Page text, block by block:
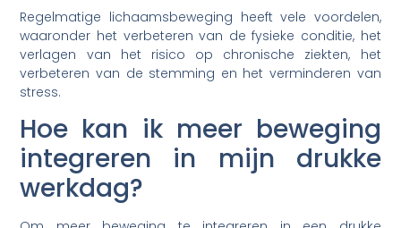
Regelmatige lichaamsbeweging heeft vele voordelen,
waaronder het verbeteren van de fysieke conditie, het
verlagen van het risico op chronische ziekten, het
verbeteren van de stemming en het verminderen van
stress.
Hoe kan ik meer beweging
integreren in mijn drukke
werkdag?